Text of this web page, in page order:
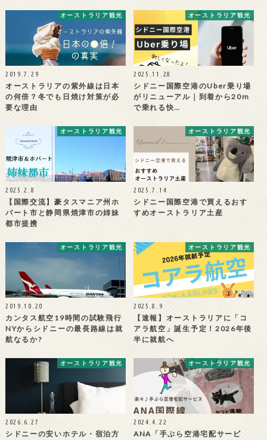
オーストラリア観光
2019.7.29
オーストラリアの紫外線は日本
の何倍？冬でも日焼け対策が必
要な理由
オーストラリア観光
2025.11.28
シドニー国際空港のUber乗り場
がリニューアル｜到着から20m
で乗れる快…
オーストラリア観光
2025.2.8
【国際交流】豪タスマニア州ホ
バート市と静岡県焼津市の姉妹
都市提携
オーストラリア観光
2025.7.14
シドニー国際空港で買えるおす
すめオーストラリア土産
オーストラリア観光
2019.10.20
カンタス航空19時間の試験飛行
NYからシドニーの最長路線は就
航なるか?
オーストラリア観光
2025.8.9
【速報】オーストラリアに「コ
アラ航空」誕生予定！2026年後
半に就航へ
オーストラリア観光
2026.6.27
シドニーの安いホテル・宿泊方
オーストラリア観光
2024.4.22
ANA「手ぶら空港宅配サービ